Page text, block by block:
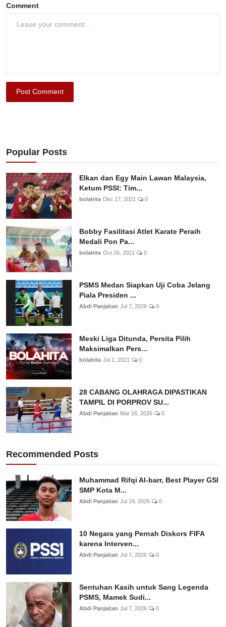
Comment
Post Comment
Popular Posts
Elkan dan Egy Main Lawan Malaysia,
Ketum PSSI: Tim...
bolahita Dec 17, 2021 0
Bobby Fasilitasi Atlet Karate Peraih
Medali Pon Pa...
bolahita Oct 26, 2021 0
PSMS Medan Siapkan Uji Coba Jelang
Piala Presiden ...
Abdi Panjaitan Jul 7, 2026 0
Meski Liga Ditunda, Persita Pilih
Maksimalkan Pers...
bolahita Jul 1, 2021 0
28 CABANG OLAHRAGA DIPASTIKAN
TAMPIL DI PORPROV SU...
Abdi Panjaitan Mar 16, 2026 0
Recommended Posts
Muhammad Rifqi Al-barr, Best Player GSI
SMP Kota M...
Abdi Panjaitan Jul 19, 2026 0
10 Negara yang Pernah Diskors FIFA
karena Interven...
Abdi Panjaitan Jul 7, 2026 0
Sentuhan Kasih untuk Sang Legenda
PSMS, Mamek Sudi...
Abdi Panjaitan Jul 7, 2026 0